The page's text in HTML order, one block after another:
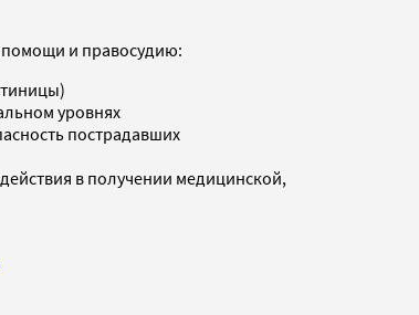
помощи и правосудию:
уровнях
пострадавших
в получении медицинской,